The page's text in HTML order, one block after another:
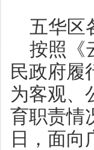
五华区
按照《
民政府履
为客观、
育职责情
日，面向